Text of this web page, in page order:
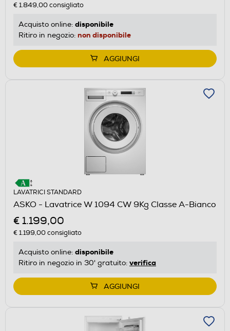
€ 1.849,00consigliato
Acquisto online: disponibile
Ritiro in negozio: non disponibile
AGGIUNGI
LAVATRICI STANDARD
ASKO - Lavatrice W 1094 CW 9Kg Classe A-Bianco
€ 1.199,00
€ 1.199,00consigliato
Acquisto online: disponibile
Ritiro in negozio in 30' gratuito: verifica
AGGIUNGI